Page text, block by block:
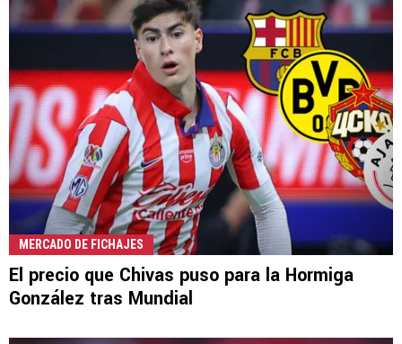
MERCADO DE FICHAJES
El precio que Chivas puso para la Hormiga
González tras Mundial